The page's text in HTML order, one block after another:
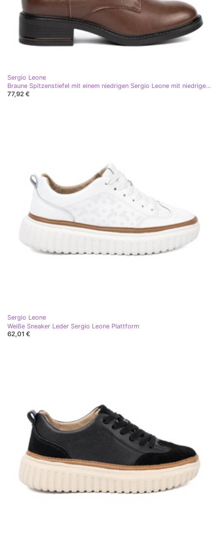
Sergio Leone
Braune Spitzenstiefel mit einem niedrigen Sergio Leone mit niedrigem Absatz
77,92 €
Sergio Leone
Weiße Sneaker Leder Sergio Leone Plattform
62,01 €